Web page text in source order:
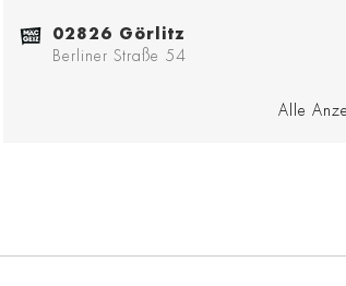
02826 Görlitz
Berliner Straße 54
Alle